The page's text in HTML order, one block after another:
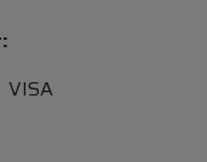
VISA